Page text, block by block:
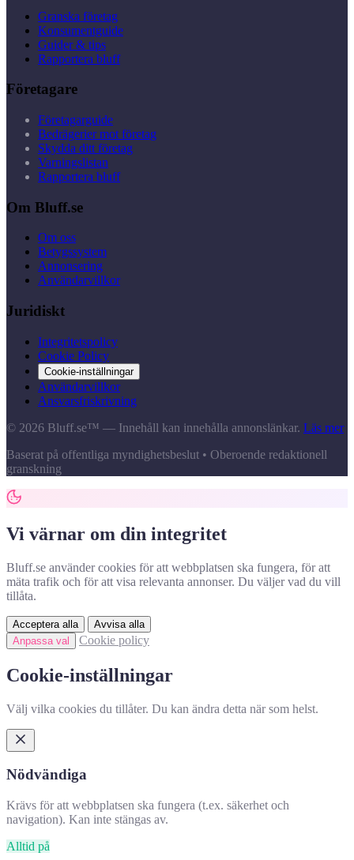
Granska företag
Konsumentguide
Guider & tips
Rapportera bluff
Företagare
Företagarguide
Bedrägerier mot företag
Skydda ditt företag
Varningslistan
Rapportera bluff
Om Bluff.se
Om oss
Betygssystem
Annonsering
Användarvillkor
Juridiskt
Integritetspolicy
Cookie Policy
Cookie-inställningar
Användarvillkor
Ansvarsfriskrivning
© 2026 Bluff.se™ — Innehåll kan innehålla annonslänkar. Läs mer
Baserat på offentliga myndighetsbeslut • Oberoende redaktionell
granskning
Vi värnar om din integritet
Bluff.se använder cookies för att webbplatsen ska fungera, för att
mäta trafik och för att visa relevanta annonser. Du väljer vad du vill
tillåta.
Acceptera alla
Avvisa alla
Anpassa val
Cookie policy
Cookie-inställningar
Välj vilka cookies du tillåter. Du kan ändra detta när som helst.
Nödvändiga
Krävs för att webbplatsen ska fungera (t.ex. säkerhet och
navigation). Kan inte stängas av.
Alltid på